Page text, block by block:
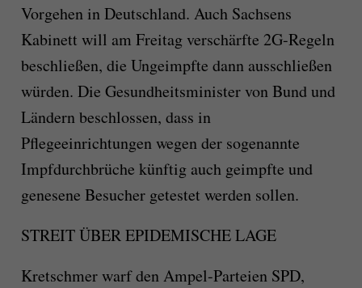
Vorgehen in Deutschland. Auch Sachsens
Kabinett will am Freitag verschärfte 2G-Regeln
beschließen, die Ungeimpfte dann ausschließen
würden. Die Gesundheitsminister von Bund und
Ländern beschlossen, dass in
Pflegeeinrichtungen wegen der sogenannte
Impfdurchbrüche künftig auch geimpfte und
genesene Besucher getestet werden sollen.
STREIT ÜBER EPIDEMISCHE LAGE
Kretschmer warf den Ampel-Parteien SPD,